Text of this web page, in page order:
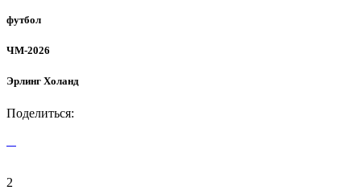
футбол
ЧМ-2026
Эрлинг Холанд
Поделиться:
2